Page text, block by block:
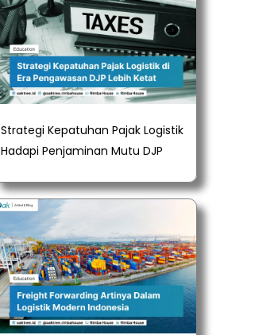
Strategi Kepatuhan Pajak Logistik
Hadapi Penjaminan Mutu DJP